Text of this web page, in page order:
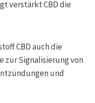
verstärkt CBD die
CBD auch die
Signalisierung von
und